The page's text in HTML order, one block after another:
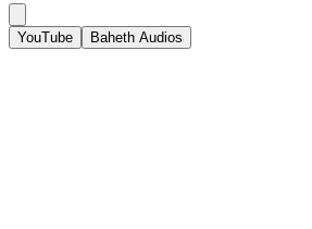
YouTube Baheth Audios